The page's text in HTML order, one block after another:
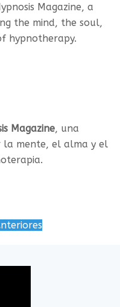
Magazine, a
the mind, the soul,
hypnotherapy.
Magazine, una
la mente, el alma y el